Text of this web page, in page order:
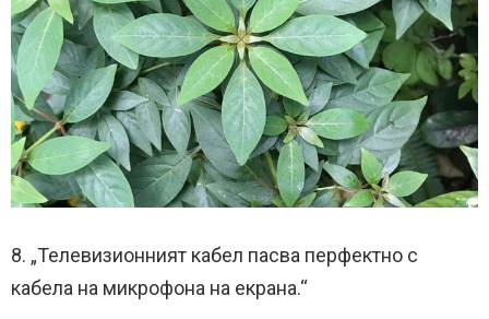
8. „Телевизионният кабел пасва перфектно с
кабела на микрофона на екрана.“